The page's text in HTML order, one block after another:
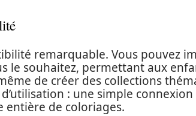
remarquable. Vous pouvez
le souhaitez, permettant aux
de créer des collections
: une simple
entière de coloriages.